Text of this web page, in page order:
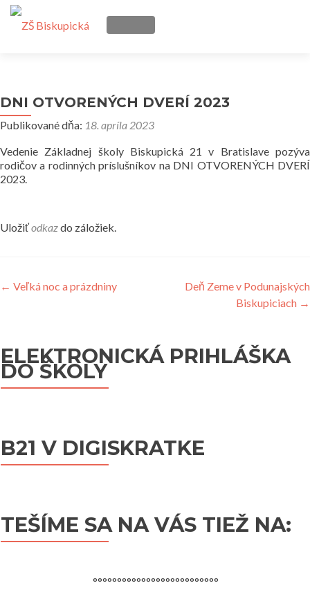
PREPÍNATEĽNÁ NAVIGÁCIA
Škola
Učíme sa doma
DNI OTVORENÝCH DVERÍ 2023
Publikované dňa: 18. apríla 2023
Vedenie Základnej školy Biskupická 21 v Bratislave pozýva
rodičov a rodinných príslušníkov na DNI OTVORENÝCH DVERÍ
2023.
Uložiťodkazdo záložiek.
Navigácia
← Veľká noc a prázdniny
Deň Zeme v Podunajských
Biskupiciach →
ELEKTRONICKÁ PRIHLÁŠKA
DO ŠKOLY
B21 V DIGISKRATKE
TEŠÍME SA NA VÁS TIEŽ NA:
°°°°°°°°°°°°°°°°°°°°°°°°°°